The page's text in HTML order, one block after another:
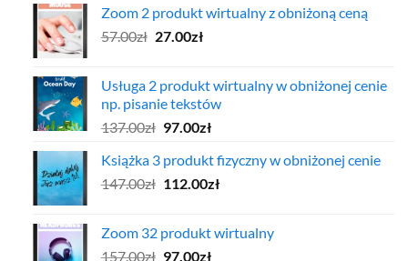
wynosiła:
97.00zł.
wynosi:
47.00zł.
Zoom 2 produkt wirtualny z obniżoną ceną
57.00zł Pierwotna
57.00zł.
27.00złAktualna
27.00zł.
Usługa 2 produkt wirtualny w obniżonej cenie
np. pisanie tekstów
137.00zł Pierwotna
wynosiła:
137.00zł.
97.00złAktualna
wynosi:
97.00zł.
Książka 3 produkt fizyczny w obniżonej cenie
147.00zł Pierwotna
147.00zł.
112.00złAktualna
112.00zł.
Zoom 32 produkt wirtualny
157.00zł Pierwotna
97.00złAktualna